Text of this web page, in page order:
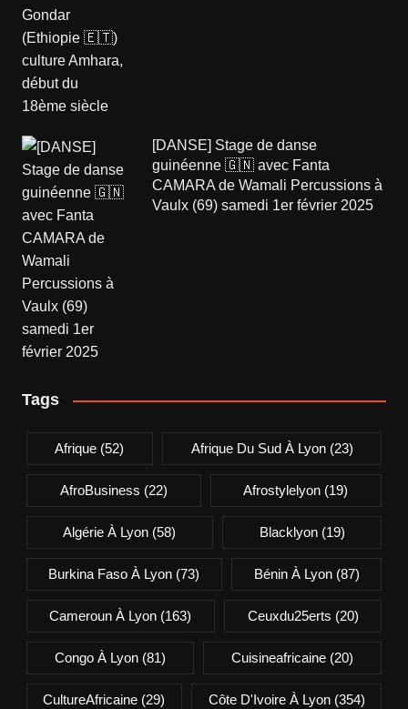
[DANSE] Stage de danse
guinéenne 🇬🇳 avec Fanta
CAMARA de Wamali Percussions à
Vaulx (69) samedi 1er février 2025
Tags
Afrique (52) Afrique Du Sud À Lyon(23)
AfroBusiness (22) Afrostylelyon (19)
Algérie À Lyon (58) Blacklyon(19)
Burkina Faso À Lyon (73) Bénin À Lyon(87)
Cameroun À Lyon (163) Ceuxdu25erts (20)
Congo À Lyon(81) Cuisineafricaine (20)
CultureAfricaine (29) Côte D'Ivoire À Lyon(354)